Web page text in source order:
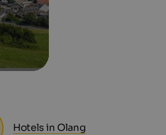
Hotels in Olang